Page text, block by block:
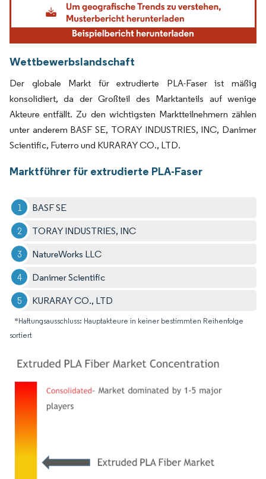
Wettbewerbslandschaft
Der globale Markt für extrudierte PLA-Faser ist mäßig
konsolidiert, da der Großteil des Marktanteils auf wenige
Akteure entfällt. Zu den wichtigsten Marktteilnehmern zählen
unter anderem BASF SE, TORAY INDUSTRIES, INC, Danimer
Scientific, Futerro und KURARAY CO., LTD.
Marktführer für extrudierte PLA-Faser
BASF SE
TORAY INDUSTRIES, INC
NatureWorks LLC
Danimer Scientific
KURARAY CO., LTD
*Haftungsausschluss: Hauptakteure in keiner bestimmten Reihenfolge
sortiert